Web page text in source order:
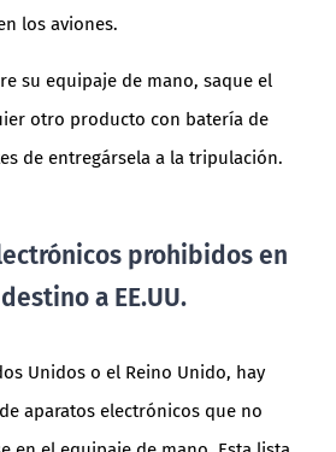
los aviones.
su equipaje de mano, saque el
otro producto con batería de
de entregársela a la tripulación.
prohibidos en
a EE.UU.
Unidos o el Reino Unido, hay
aparatos electrónicos que no